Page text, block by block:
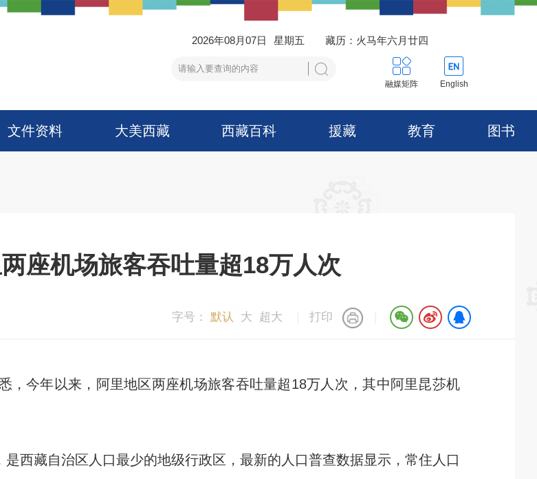
2026年08月07日 星期五 藏历：火马年六月廿四
融媒矩阵 English
文件资料 大美西藏 西藏百科 援藏 教育 图书
座机场旅客吞吐量超18万人次
字号： 默认 大 超大 打印
今年以来，阿里地区两座机场旅客吞吐量超18万人次，其中阿里昆莎机
藏自治区人口最少的地级行政区，最新的人口普查数据显示，常住人口